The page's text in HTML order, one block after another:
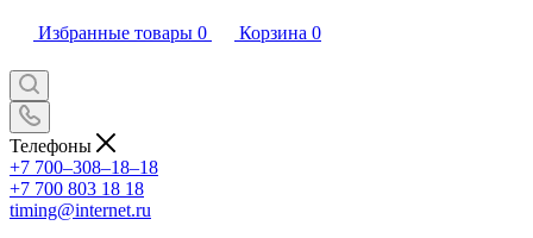
Избранные товары 0 Корзина 0
Телефоны
+7 700‒308‒18‒18
+7 700 803 18 18
timing@internet.ru